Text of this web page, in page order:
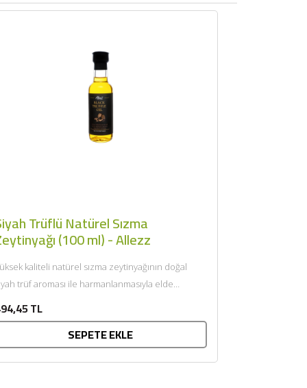
Trüflü Natürel Sızma
(100 ml) - Allezz
kaliteli natürel sızma zeytinyağının doğal
trüf aroması ile harmanlanmasıyla elde
TL
SEPETE EKLE